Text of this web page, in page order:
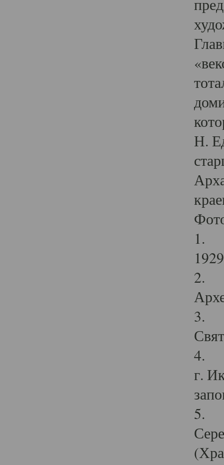
Н.
1.
2.
3.
4.
г.
5.